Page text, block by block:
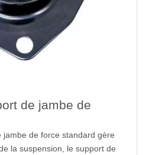
de jambe de
jambe de force standard gère
la suspension, le support de